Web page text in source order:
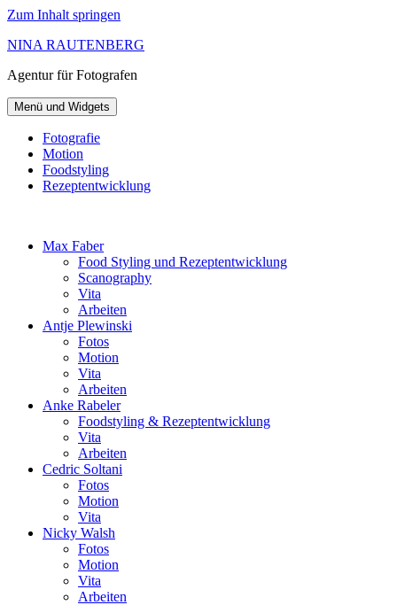
Zum Inhalt springen
NINA RAUTENBERG
Agenturfür Fotografen
Menü und Widgets
Fotografie
Motion
Foodstyling
Rezeptentwicklung
Max Faber
Food Styling und Rezeptentwicklung
Scanography
Vita
Arbeiten
Antje Plewinski
Fotos
Motion
Vita
Arbeiten
Anke Rabeler
Foodstyling & Rezeptentwicklung
Vita
Arbeiten
Cedric Soltani
Fotos
Motion
Vita
Nicky Walsh
Fotos
Motion
Vita
Arbeiten